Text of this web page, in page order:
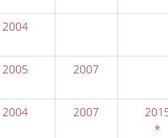
MICROSOFT ACADEMIC
SEARCH
INCITES JOURNAL
2004
2005 2007
2004 2007
*